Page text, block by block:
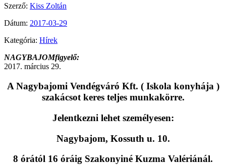
Szerző: Kiss Zoltán
Dátum: 2017-03-29
Kategória: Hírek
NAGYBAJOMfigyelő:
2017. március 29.
A Nagybajomi Vendégváró Kft. ( Iskola konyhája )
szakácsot keres teljes munkakörre.
Jelentkezni lehet személyesen:
Nagybajom, Kossuth u. 10.
8 órától 16 óráig Szakonyiné Kuzma Valériánál.